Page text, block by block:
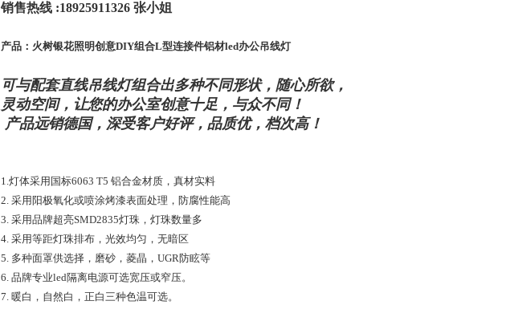
销售热线 :18925911326 张小姐
产品：火树银花照明创意DIY组合L型连接件铝材led办公吊线灯
可与配套直线吊线灯组合出多种不同形状，随心所欲，
灵动空间， 让您的办公室创意十足，与众不同！
产品远销德国，深受客户好评，品质优，档次高！
1.灯体采用国标6063 T5 铝合金材质，真材实料
2. 采用阳极氧化或喷涂烤漆表面处理，防腐性能高
3. 采用品牌超亮SMD2835灯珠，灯珠数量多
4. 采用等距灯珠排布，光效均匀，无暗区
5. 多种面罩供选择，磨砂，菱晶，UGR防眩等
6. 品牌专业led隔离电源可选宽压或窄压。
7. 暖白，自然白，正白三种色温可选。